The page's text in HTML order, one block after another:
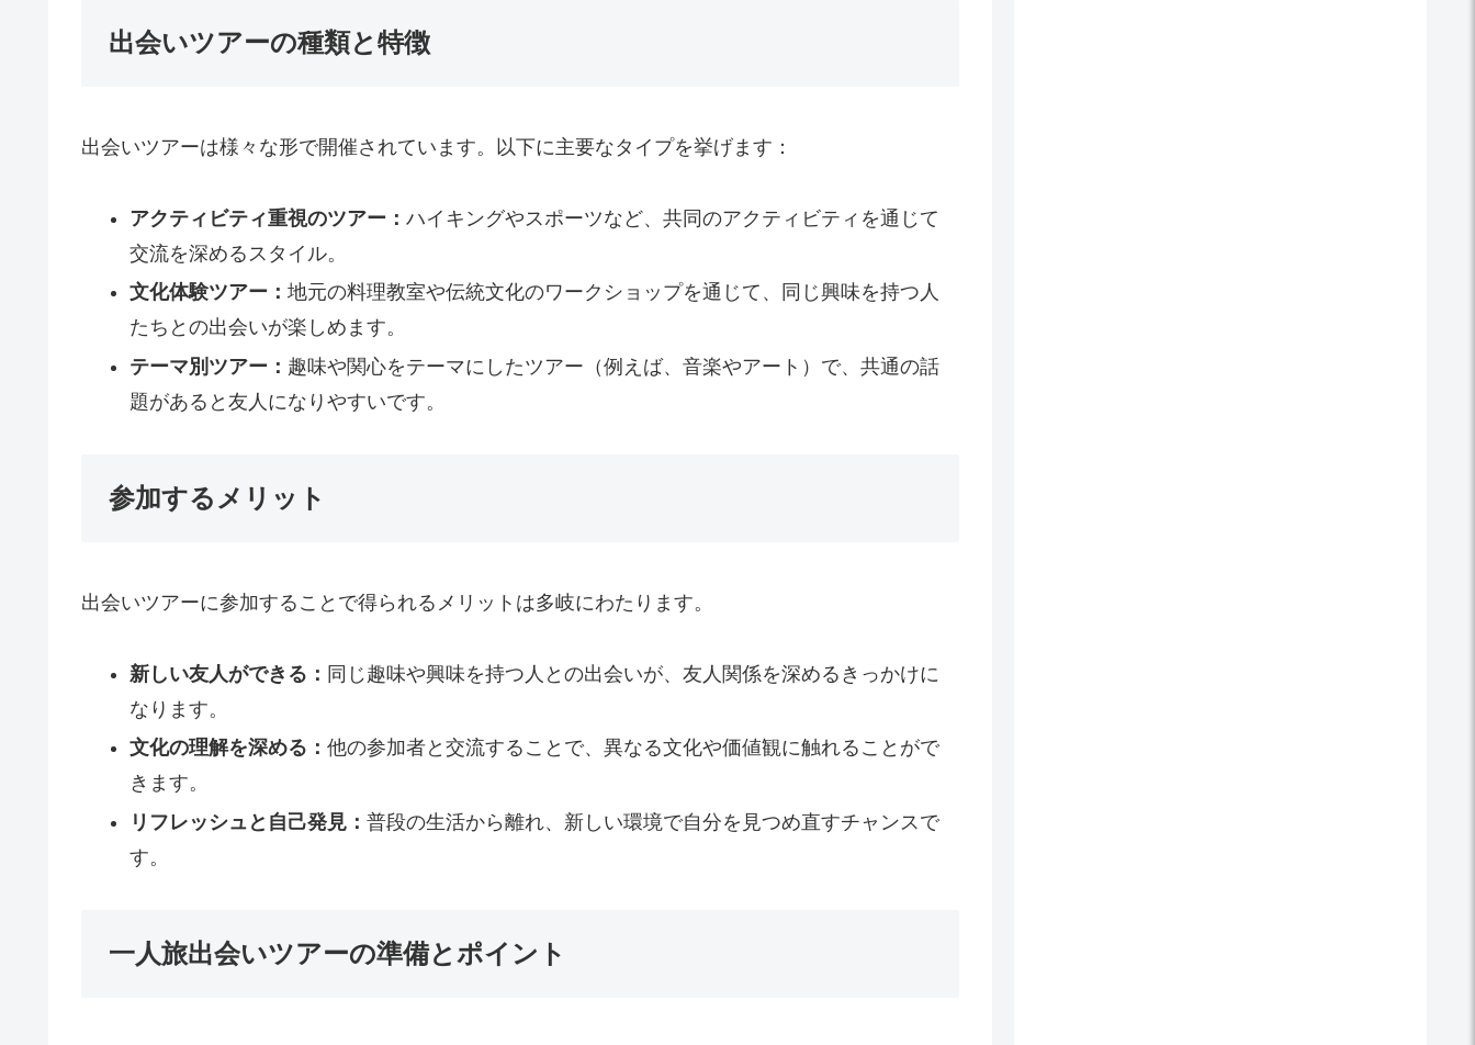
出会いツアーの種類と特徴
出会いツアーは様々な形で開催されています。以下に主要なタイプを挙げます：
アクティビティ重視のツアー： ハイキングやスポーツなど、共同のアクティビティを通じて
交流を深めるスタイル。
文化体験ツアー： 地元の料理教室や伝統文化のワークショップを通じて、同じ興味を持つ人
たちとの出会いが楽しめます。
テーマ別ツアー： 趣味や関心をテーマにしたツアー（例えば、音楽やアート）で、共通の話
題があると友人になりやすいです。
参加するメリット
出会いツアーに参加することで得られるメリットは多岐にわたります。
新しい友人ができる： 同じ趣味や興味を持つ人との出会いが、友人関係を深めるきっかけに
なります。
文化の理解を深める： 他の参加者と交流することで、異なる文化や価値観に触れることがで
きます。
リフレッシュと自己発見： 普段の生活から離れ、新しい環境で自分を見つめ直すチャンスで
す。
一人旅出会いツアーの準備とポイント